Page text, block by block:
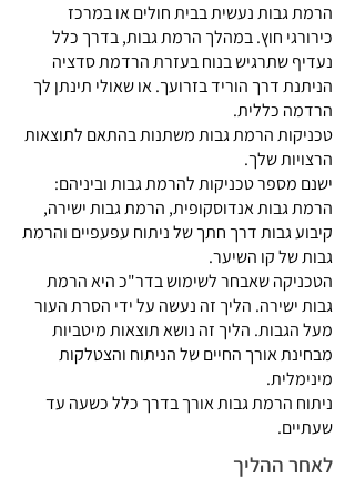
הרמת גבות נעשית בבית חולים או במרכז
כירורגי חוץ. במהלך הרמת גבות, בדרך כלל
נעדיף שתרגיש בנוח בעזרת הרדמת סדציה
הניתנת דרך הוריד בזרועך. או שאולי תינתן לך
הרדמה כללית.
טכניקות הרמת גבות משתנות בהתאם לתוצאות
הרצויות שלך.
ישנם מספר טכניקות להרמת גבות וביניהם:
הרמת גבות אנדוסקופית, הרמת גבות ישירה,
קיבוע גבות דרך חתך של ניתוח עפעפיים והרמת
גבות של קו השיער.
הטכניקה שאבחר לשימוש בדר"כ היא הרמת
גבות ישירה. הליך זה נעשה על ידי הסרת העור
מעל הגבות. הליך זה נושא תוצאות מיטביות
מבחינת אורך החיים של הניתוח והצטלקות
מינימלית.
ניתוח הרמת גבות אורך בדרך כלל כשעה עד
שעתיים.
לאחר ההליך